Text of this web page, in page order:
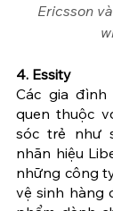
Ericsson
4. Essity
Các gia
quen thuộc
sóc trẻ như
nhãn hiệu
những công
vệ sinh hàng